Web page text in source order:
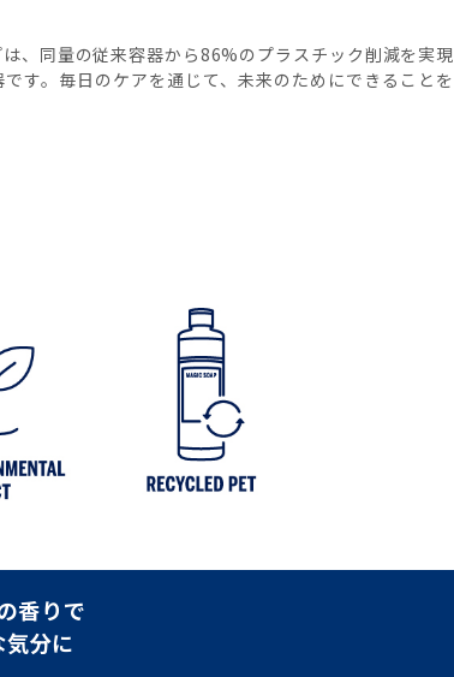
、同量の従来容器から86%のプラスチック削減を実現
す。毎日のケアを通じて、未来のためにできることを
香りで
分に